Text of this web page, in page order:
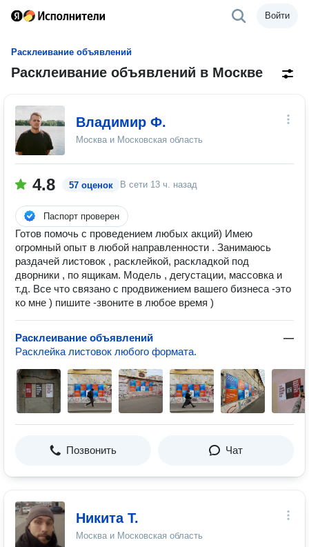
Войти
Расклеивание объявлений
Расклеивание объявлений в Москве
Владимир Ф.
Москва и Московская область
4.8 57 оценок В сети 13 ч. назад
Паспорт проверен
Готов помочь с проведением любых акций) Имею
огромный опыт в любой направленности . Занимаюсь
раздачей листовок , расклейкой, раскладкой под
дворники , по ящикам. Модель , дегустации, массовка и
т.д. Все что связано с продвижением вашего бизнеса -это
ко мне ) пишите -звоните в любое время )
Расклеивание объявлений
—
Расклейка листовок любого формата.
Позвонить Чат
Никита Т.
Москва и Московская область